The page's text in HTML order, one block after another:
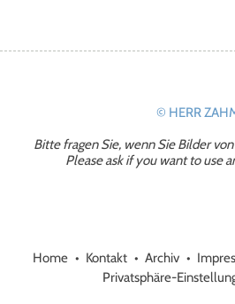
© HERR
Bitte fragen Sie, wenn Sie Bilder
Please ask if you want to use
Home Kontakt Archiv
Privatsphäre-